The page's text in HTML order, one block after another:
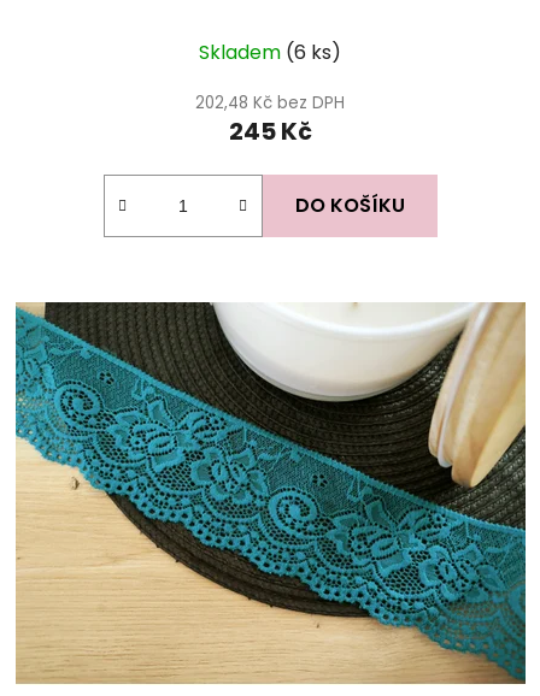
Skladem (6 ks)
202,48 Kč bez DPH
245 Kč
DO KOŠÍKU